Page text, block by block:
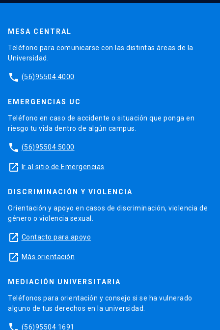
MESA CENTRAL
Teléfono para comunicarse con las distintas áreas de la
Universidad.
phone (56)95504 4000
EMERGENCIAS UC
Teléfono en caso de accidente o situación que ponga en
riesgo tu vida dentro de algún campus.
phone (56)95504 5000
launch Ir al sitio de Emergencias
DISCRIMINACIÓN Y VIOLENCIA
Orientación y apoyo en casos de discriminación, violencia de
género o violencia sexual.
launch Contacto para apoyo
launch Más orientación
MEDIACIÓN UNIVERSITARIA
Teléfonos para orientación y consejo si se ha vulnerado
alguno de tus derechos en la universidad.
(56)95504 1691